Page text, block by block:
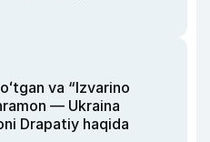
va “Izvarino
— Ukraina
Drapatiy haqida